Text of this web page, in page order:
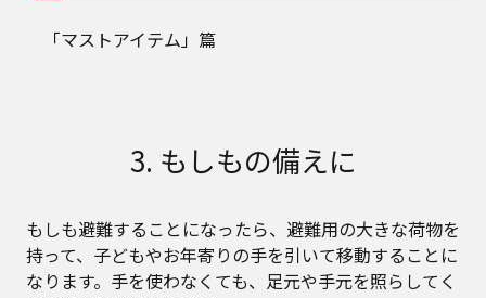
「マストアイテム」篇
3. もしもの備えに
もしも避難することになったら、避難用の大きな荷物を
持って、子どもやお年寄りの手を引いて移動することに
なります。手を使わなくても、足元や手元を照らしてく